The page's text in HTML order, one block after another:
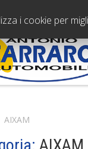
AIXAM
i cookie per